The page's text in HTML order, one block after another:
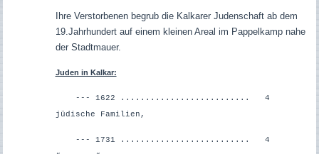
Ihre Verstorbenen begrub die Kalkarer Judenschaft ab dem
19.Jahrhundert auf einem kleinen Areal im Pappelkamp nahe
der Stadtmauer.
Juden in Kalkar:
--- 1622 .......................... 4
jüdische Familien,
--- 1731 .......................... 4